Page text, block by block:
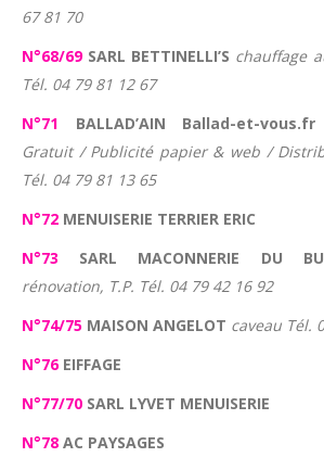
67 81 70
N°68/69SARL BETTINELLI’S chauffage
Tél. 04 79 81 12 67
N°71 BALLAD’AIN Ballad-et-vous.fr
Gratuit / Publicité papier & web /
Tél. 04 79 81 13 65
N°72 MENUISERIE TERRIER ERIC
N°73 SARL MACONNERIE DU
rénovation, T.P. Tél. 04 79 42 16 92
N°74/75 MAISON ANGELOT caveau Tél.
N°76EIFFAGE
N°77/70 SARL LYVET MENUISERIE
N°78 AC PAYSAGES